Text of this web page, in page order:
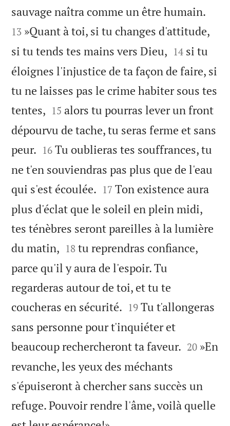
sauvage naîtra comme un être humain.
13 »Quant à toi, si tu changes d'attitude,
si tu tends tes mains vers Dieu, 

14 si tu
éloignes l'injustice de ta façon de faire, si
tu ne laisses pas le crime habiter sous tes
tentes, 

15 alors tu pourras lever un front
dépourvu de tache, tu seras ferme et sans
peur. 

16 Tu oublieras tes souffrances, tu
ne t'en souviendras pas plus que de l'eau
qui s'est écoulée. 

17 Ton existence aura
plus d'éclat que le soleil en plein midi,
tes ténèbres seront pareilles à la lumière
du matin, 

18 tu reprendras confiance,
parce qu'il y aura de l'espoir. Tu
regarderas autour de toi, et tu te
coucheras en sécurité. 

19 Tu t'allongeras
sans personne pour t'inquiéter et
beaucoup rechercheront ta faveur. 

20 »En
revanche, les yeux des méchants
s'épuiseront à chercher sans succès un
refuge. Pouvoir rendre l'âme, voilà quelle